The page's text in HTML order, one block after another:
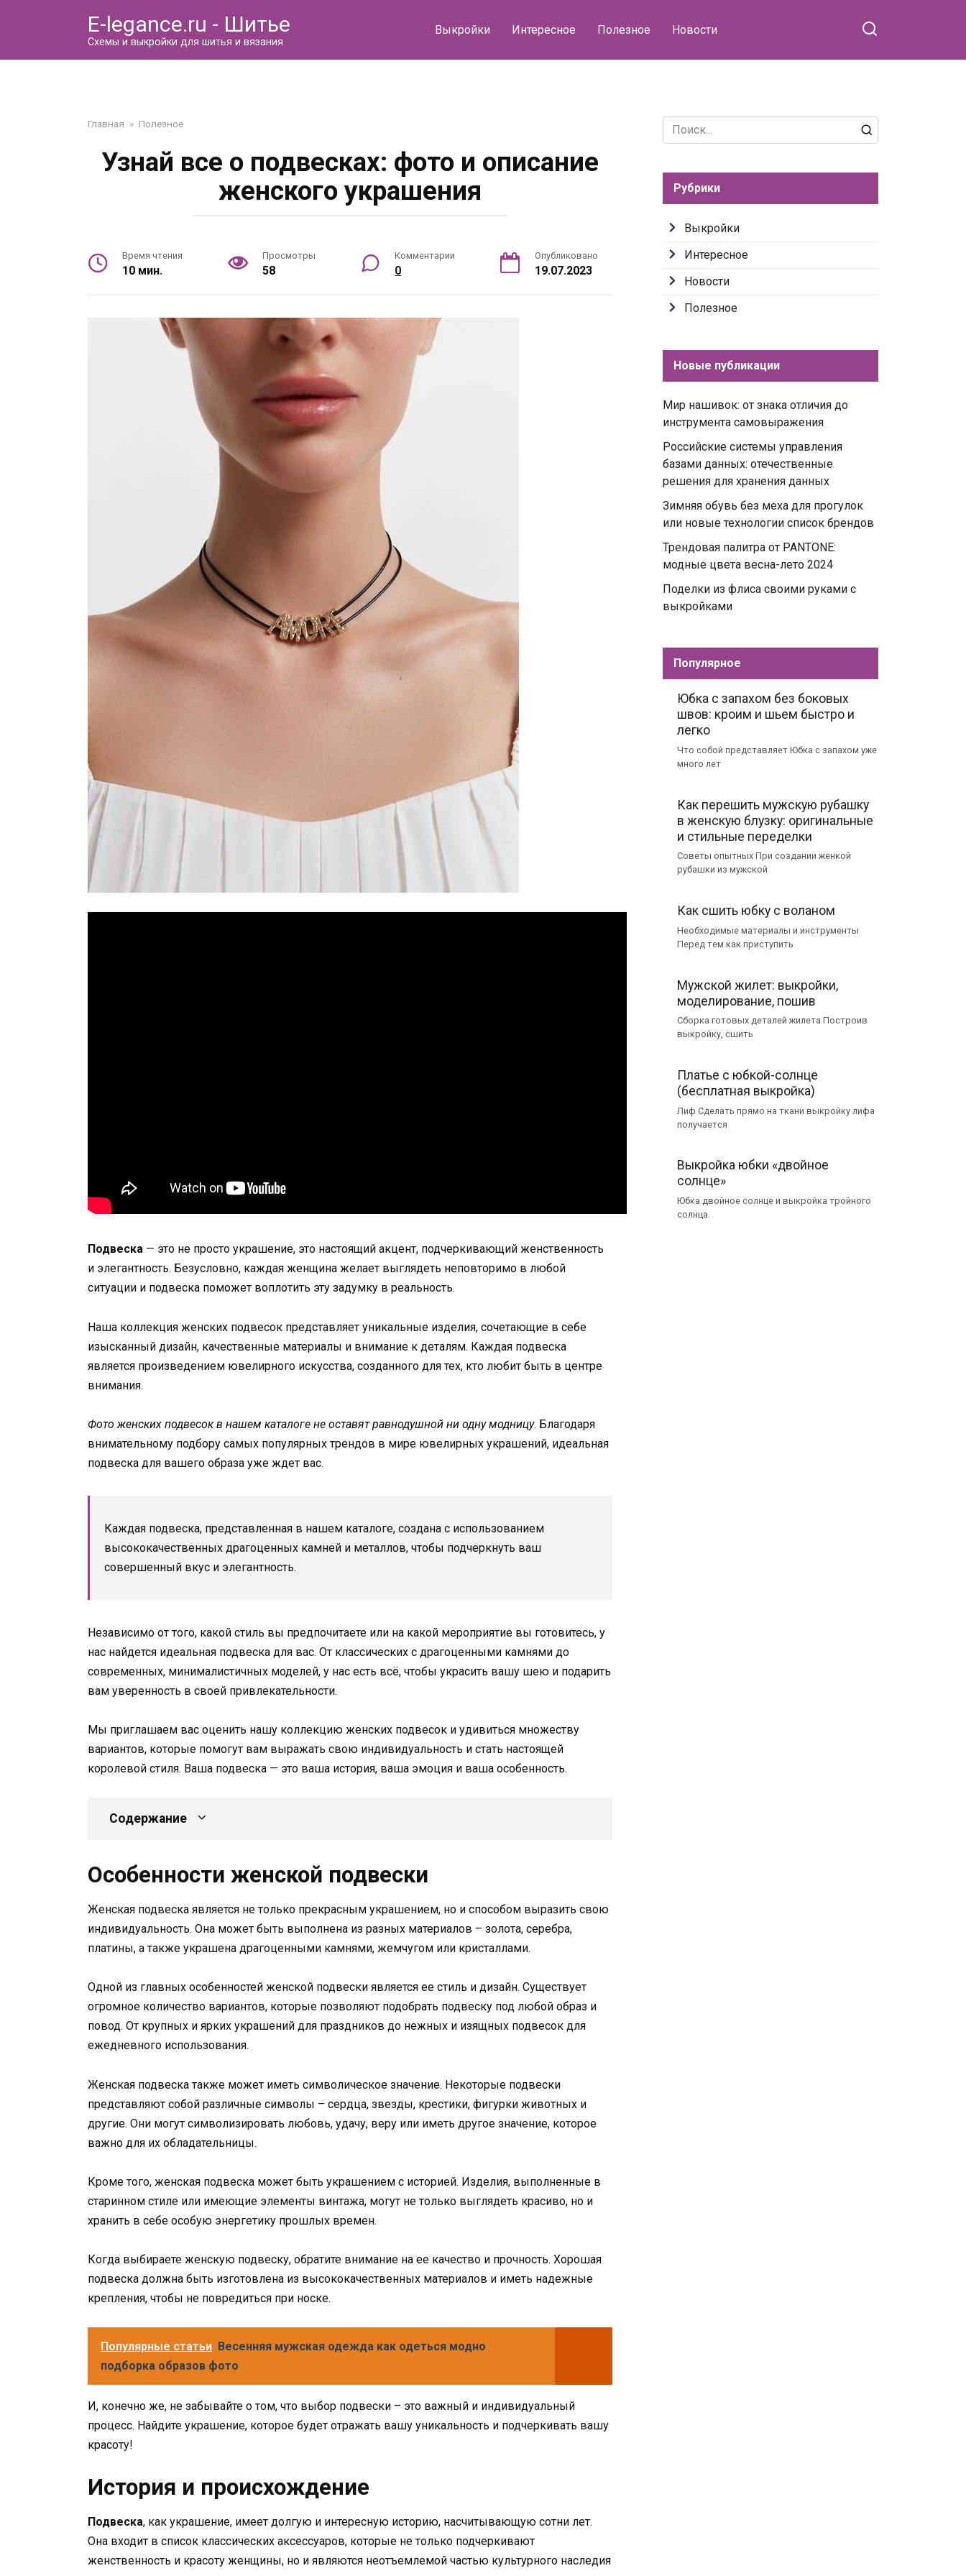
E-legance.ru - Шитье
Схемы и выкройки для шитья и вязания
Выкройки Интересное Полезное Новости
Главная » Полезное
Узнай все о подвесках: фото и описание
женского украшения
Время чтения
10 мин.
Просмотры
58
Комментарии
0
Опубликовано
19.07.2023
Подвеска — это не просто украшение, это настоящий акцент, подчеркивающий женственность
и элегантность. Безусловно, каждая женщина желает выглядеть неповторимо в любой
ситуации и подвеска поможет воплотить эту задумку в реальность.
Наша коллекция женских подвесок представляет уникальные изделия, сочетающие в себе
изысканный дизайн, качественные материалы и внимание к деталям. Каждая подвеска
является произведением ювелирного искусства, созданного для тех, кто любит быть в центре
внимания.
Фото женских подвесок в нашем каталоге не оставят равнодушной ни одну модницу. Благодаря
внимательному подбору самых популярных трендов в мире ювелирных украшений, идеальная
подвеска для вашего образа уже ждет вас.
Каждая подвеска, представленная в нашем каталоге, создана с использованием
высококачественных драгоценных камней и металлов, чтобы подчеркнуть ваш
совершенный вкус и элегантность.
Независимо от того, какой стиль вы предпочитаете или на какой мероприятие вы готовитесь, у
нас найдется идеальная подвеска для вас. От классических с драгоценными камнями до
современных, минималистичных моделей, у нас есть всё, чтобы украсить вашу шею и подарить
вам уверенность в своей привлекательности.
Мы приглашаем вас оценить нашу коллекцию женских подвесок и удивиться множеству
вариантов, которые помогут вам выражать свою индивидуальность и стать настоящей
королевой стиля. Ваша подвеска — это ваша история, ваша эмоция и ваша особенность.
Содержание
Особенности женской подвески
Женская подвеска является не только прекрасным украшением, но и способом выразить свою
индивидуальность. Она может быть выполнена из разных материалов – золота, серебра,
платины, а также украшена драгоценными камнями, жемчугом или кристаллами.
Одной из главных особенностей женской подвески является ее стиль и дизайн. Существует
огромное количество вариантов, которые позволяют подобрать подвеску под любой образ и
повод. От крупных и ярких украшений для праздников до нежных и изящных подвесок для
ежедневного использования.
Женская подвеска также может иметь символическое значение. Некоторые подвески
представляют собой различные символы – сердца, звезды, крестики, фигурки животных и
другие. Они могут символизировать любовь, удачу, веру или иметь другое значение, которое
важно для их обладательницы.
Кроме того, женская подвеска может быть украшением с историей. Изделия, выполненные в
старинном стиле или имеющие элементы винтажа, могут не только выглядеть красиво, но и
хранить в себе особую энергетику прошлых времен.
Когда выбираете женскую подвеску, обратите внимание на ее качество и прочность. Хорошая
подвеска должна быть изготовлена из высококачественных материалов и иметь надежные
крепления, чтобы не повредиться при носке.
Популярные статьи Весенняя мужская одежда как одеться модно
подборка образов фото
И, конечно же, не забывайте о том, что выбор подвески – это важный и индивидуальный
процесс. Найдите украшение, которое будет отражать вашу уникальность и подчеркивать вашу
красоту!
История и происхождение
Подвеска, как украшение, имеет долгую и интересную историю, насчитывающую сотни лет.
Она входит в список классических аксессуаров, которые не только подчеркивают
женственность и красоту женщины, но и являются неотъемлемой частью культурного наследия
Search
for:
Рубрики
Выкройки
Интересное
Новости
Полезное
Новые публикации
Мир нашивок: от знака отличия до
инструмента самовыражения
Российские системы управления
базами данных: отечественные
решения для хранения данных
Зимняя обувь без меха для прогулок
или новые технологии список брендов
Трендовая палитра от PANTONE:
модные цвета весна-лето 2024
Поделки из флиса своими руками с
выкройками
Популярное
Юбка с запахом без боковых
швов: кроим и шьем быстро и
легко
Что собой представляет Юбка с запахом уже
много лет
Как перешить мужскую рубашку
в женскую блузку: оригинальные
и стильные переделки
Советы опытных При создании женкой
рубашки из мужской
Как сшить юбку с воланом
Необходимые материалы и инструменты
Перед тем как приступить
Мужской жилет: выкройки,
моделирование, пошив
Сборка готовых деталей жилета Построив
выкройку, сшить
Платье с юбкой-солнце
(бесплатная выкройка)
Лиф Сделать прямо на ткани выкройку лифа
получается
Выкройка юбки «двойное
солнце»
Юбка двойное солнце и выкройка тройного
солнца.